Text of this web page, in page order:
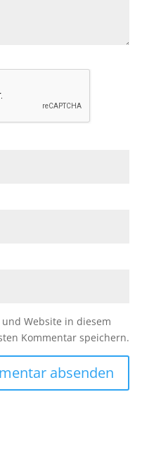
Website in diesem
Kommentar speichern.